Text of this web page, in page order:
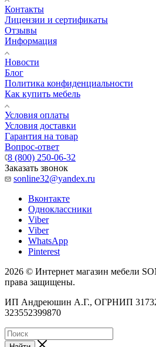
Контакты
Лицензии и сертификаты
Отзывы
Информация
Новости
Блог
Политика конфиденциальности
Как купить мебель
Условия оплаты
Условия доставки
Гарантия на товар
Вопрос-ответ
8 (800) 250-06-32
Заказать звонок
sonline32@yandex.ru
Вконтакте
Одноклассники
Viber
Viber
WhatsApp
Pinterest
2026 © Интернет магазин мебели
права защищены.
ИП Андреюшин А.Г., ОГРНИП
323552399870